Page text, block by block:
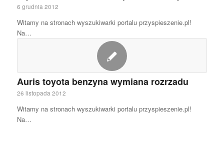
6 grudnia 2012
Witamy na stronach wyszukiwarki portalu przyspieszenie.pl!
Na…
Auris toyota benzyna wymiana rozrzadu
26 listopada 2012
Witamy na stronach wyszukiwarki portalu przyspieszenie.pl!
Na…